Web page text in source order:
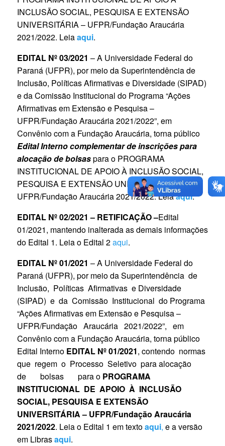
INCLUSÃO SOCIAL, PESQUISA E EXTENSÃO
UNIVERSITÁRIA – UFPR/Fundação Araucária
2021/2022. Leiaaqui.
EDITAL Nº 03/2021 – A Universidade Federal do
Paraná (UFPR), por meio da Superintendência de
Inclusão, Políticas Afirmativas e Diversidade (SIPAD)
e da Comissão Institucional do Programa “Ações
Afirmativas em Extensão e Pesquisa –
UFPR/Fundação Araucária 2021/2022”, em
Convênio com a Fundação Araucária, torna público
Edital Interno complementar de inscrições para
alocação de bolsaspara o PROGRAMA
INSTITUCIONAL DE APOIO À INCLUSÃO SOCIAL,
PESQUISA E EXTENSÃO UNIVERSITÁRIA –
UFPR/Fundação Araucária 2021/2022. Leiaaqui.
EDITAL Nº 02/2021 – RETIFICAÇÃO –Edital
01/2021, mantendo inalterada as demais informações
do Edital 1. Leia o Edital 2aqui.
EDITAL Nº 01/2021 – A Universidade Federal do
Paraná (UFPR), por meio da Superintendência de
Inclusão, Políticas Afirmativas e Diversidade
(SIPAD) e da Comissão Institucional do Programa
“Ações Afirmativas em Extensão e Pesquisa –
UFPR/Fundação Araucária 2021/2022”, em
Convênio com a Fundação Araucária, torna público
Edital Interno EDITAL Nº 01/2021, contendo normas
que regem o Processo Seletivo para alocação
de bolsas para o PROGRAMA
INSTITUCIONAL DE APOIO À INCLUSÃO
SOCIAL, PESQUISA E EXTENSÃO
UNIVERSITÁRIA – UFPR/Fundação Araucária
2021/2022. Leia o Edital 1 em textoaqui, e a versão
em Librasaqui.